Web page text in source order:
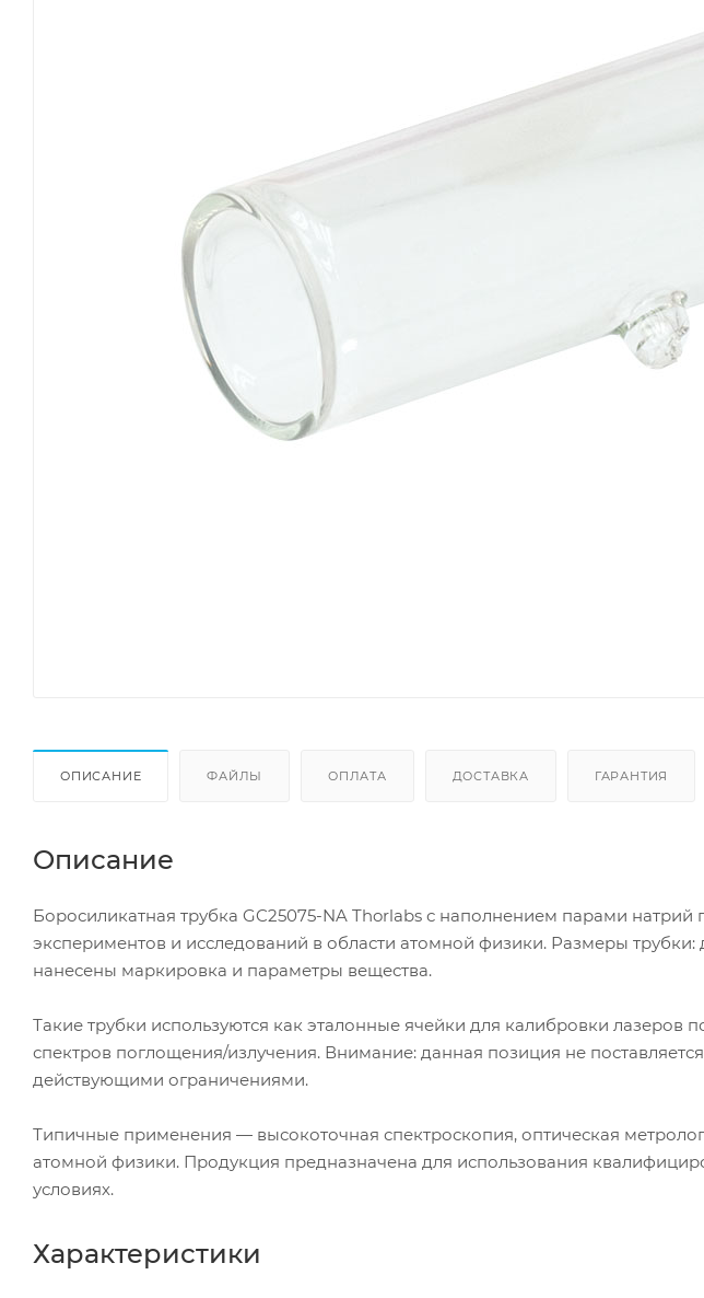
ОПИСАНИЕ ФАЙЛЫ ОПЛАТА ДОСТАВКА ГАРАНТИЯ
Описание
Боросиликатная трубка GC25075-NA Thorlabs с наполнением парами натрий
экспериментов и исследований в области атомной физики. Размеры
нанесены маркировка и параметры вещества.
Такие трубки используются как эталонные ячейки для калибровки лазеров
спектров поглощения/излучения. Внимание: данная позиция не
действующими ограничениями.
Типичные применения — высокоточная спектроскопия, оптическая
атомной физики. Продукция предназначена для использования
условиях.
Характеристики